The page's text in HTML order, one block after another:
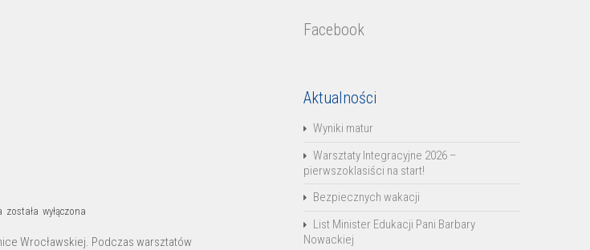
Klasa
została wyłączona
Wrocławskiej. Podczas warsztatów
Facebook
Aktualności
Wyniki matur
Warsztaty Integracyjne 2026 –
pierwszoklasiści na start!
Bezpiecznych wakacji
List Minister Edukacji Pani Barbary
Nowackiej